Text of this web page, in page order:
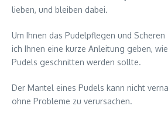
lieben, und bleiben dabei.
Um Ihnen das Pudelpflegen und
ich Ihnen eine kurze Anleitung geben,
Pudels geschnitten werden sollte.
Der Mantel eines Pudels kann nicht
ohne Probleme zu verursachen.